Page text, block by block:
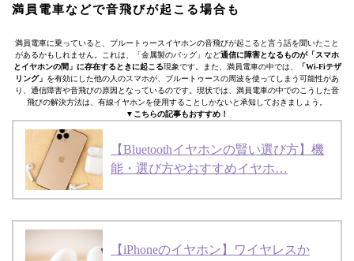
満員電車などで音飛びが起こる場合も
満員電車に乗っていると、ブルートゥースイヤホンの音飛びが起こると言う話を聞いたこと
があるかもしれません。これは、「金属製のバッグ」など通信に障害となるものが「スマホ
とイヤホンの間」に存在するときに起こる現象です。また、満員電車の中では、
「Wi-Fiテザ
リング」 を有効にした他の人のスマホが、ブルートゥースの周波を使ってしまう可能性があ
り、通信障害や音飛びの原因となっているのです。現状では、満員電車の中でのこうした音
飛びの解決方法は、有線イヤホンを使用することしかないと承知しておきましょう。
▼こちらの記事もおすすめ！
【Bluetoothイヤホンの賢い選び方】機
能・選び方やおすすめイヤホ…
【iPhoneのイヤホン】ワイヤレスか